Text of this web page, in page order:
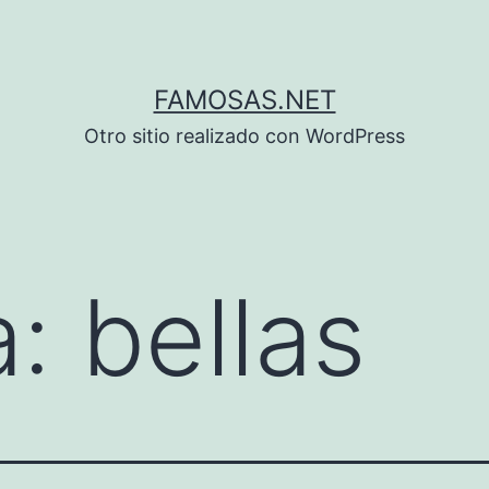
FAMOSAS.NET
Otro sitio realizado con WordPress
bellas